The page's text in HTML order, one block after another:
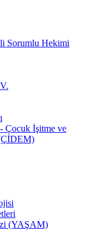
Sorumlu Hekimi
Çocuk İşitme ve
(YAŞAM)